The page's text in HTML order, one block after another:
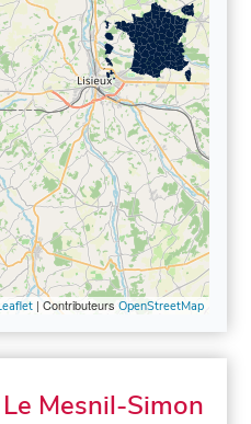
| Contributeurs OpenStreetMap
Mesnil-Simon